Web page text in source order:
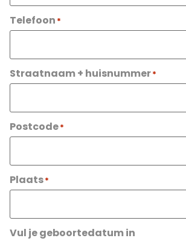
Telefoon *
Straatnaam + huisnummer*
Postcode*
Plaats*
Vul je geboortedatum in